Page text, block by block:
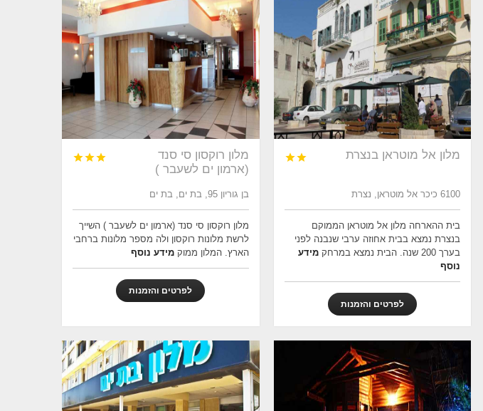
מלון אל מוטראן בנצרת 

6100 כיכר אל מוטראן, נצרת
בית ההארחה מלון אל מוטראן הממוקם
בנצרת נמצא בבית אחוזה ערבי שנבנה לפני
בערך 200 שנה. הבית נמצא במרחק
מידע
נוסף
לפרטים והזמנות
מלון רוקסון סי סנד
(ארמון ים לשעבר )



בן גוריון 95, בת ים, בת ים
מלון רוקסון סי סנד (ארמון ים לשעבר ) השייך
לרשת מלונות רוקסון ולה מספר מלונות ברחבי
הארץ. המלון ממוקמידע נוסף
לפרטים והזמנות